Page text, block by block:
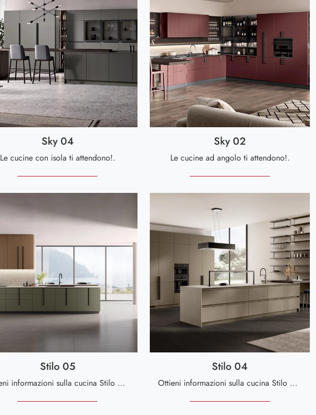
Sky 04
Le cucine con isola ti attendono!.
Sky 02
Le cucine ad angolo ti attendono!.
Stilo 05
Ottieni informazioni sulla cucina Stilo 05 di Scavolini: questa soluzione in laccato opaco sarà l'acquisto ideale per te!
Stilo 04
Ottieni informazioni sulla cucina Stilo 04 di Scavolini: questa soluzione in laccato opaco sarà la scelta ideale per te!